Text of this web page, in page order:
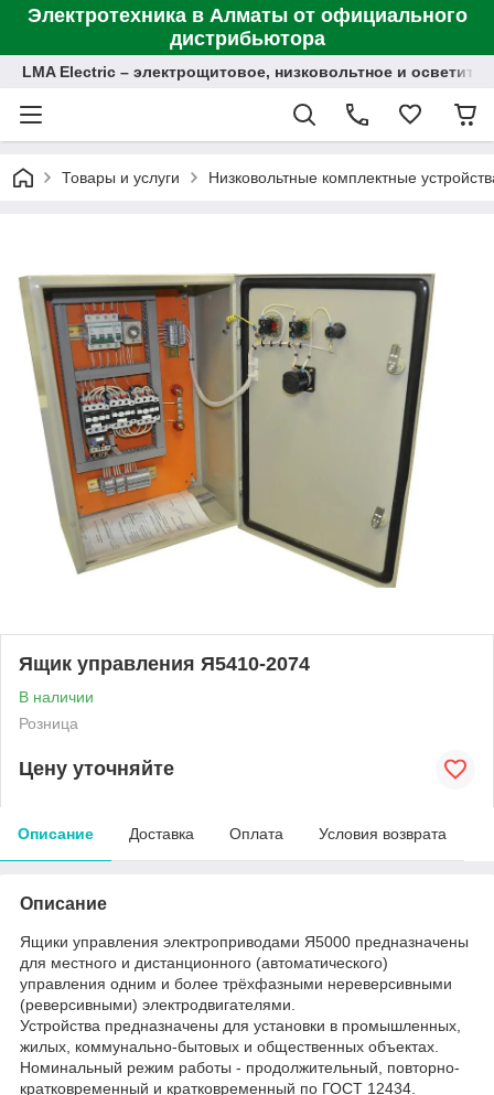
Электротехника в Алматы от официального
дистрибьютора
LMA Electric – электрощитовое, низковольтное и
Товары и услуги Низковольтные комплектные
Ящик управления Я5410-2074
В наличии
Розница
Цену уточняйте
Описание Доставка Оплата Условия возврата
Описание
Ящики управления электроприводами Я5000 предназначены
для местного и дистанционного (автоматического)
управления одним и более трёхфазными нереверсивными
(реверсивными) электродвигателями.
Устройства предназначены для установки в промышленных,
жилых, коммунально-бытовых и общественных объектах.
Номинальный режим работы - продолжительный, повторно-
кратковременный и кратковременный по ГОСТ 12434.